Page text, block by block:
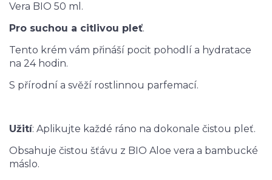
Vera BIO 50 ml.
Pro suchou a citlivou pleť.
Tento krém vám přináší pocit pohodlí a hydratace
na 24 hodin.
S přírodní a svěží rostlinnou parfemací.
Užití: Aplikujte každé ráno na dokonale čistou pleť.
Obsahuje čistou šťávu z BIO Aloe vera a bambucké
máslo.